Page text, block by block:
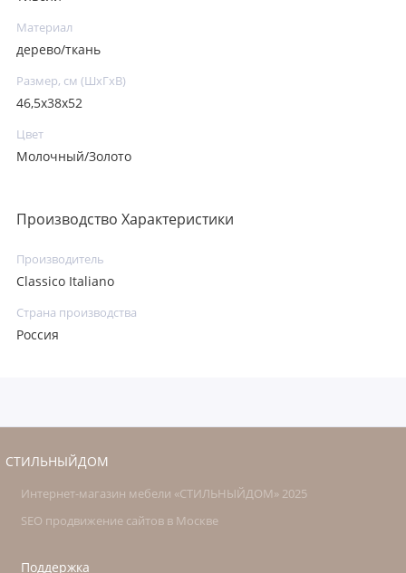
Материал
дерево/ткань
Размер, см (ШхГхВ)
46,5х38х52
Цвет
Молочный/Золото
Производство Характеристики
Производитель
Classico Italiano
Страна производства
Россия
СТИЛЬНЫЙДОМ
Интернет-магазин мебели «СТИЛЬНЫЙДОМ» 2025
SEO продвижение сайтов в Москве
Поддержка